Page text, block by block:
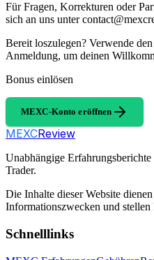
Für Fragen, Korrekturen oder
sich an uns unter
Bereit loszulegen? Verwende
Anmeldung, um deinen
Bonus einlösen
MEXC-Konto eröffnen
MEXCReview
Unabhängige
Trader.
Die Inhalte dieser Website
Informationszwecken und stellen
Schnelllinks